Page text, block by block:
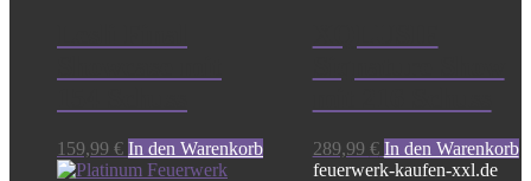
159,99 € In den Warenkorb 289,99 € In den Warenkorb
feuerwerk-kaufen-xxl.de